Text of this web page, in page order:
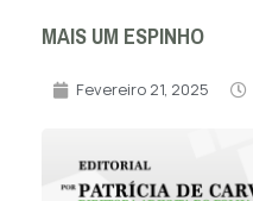
MAIS UM ESPINHO
Fevereiro 21, 2025